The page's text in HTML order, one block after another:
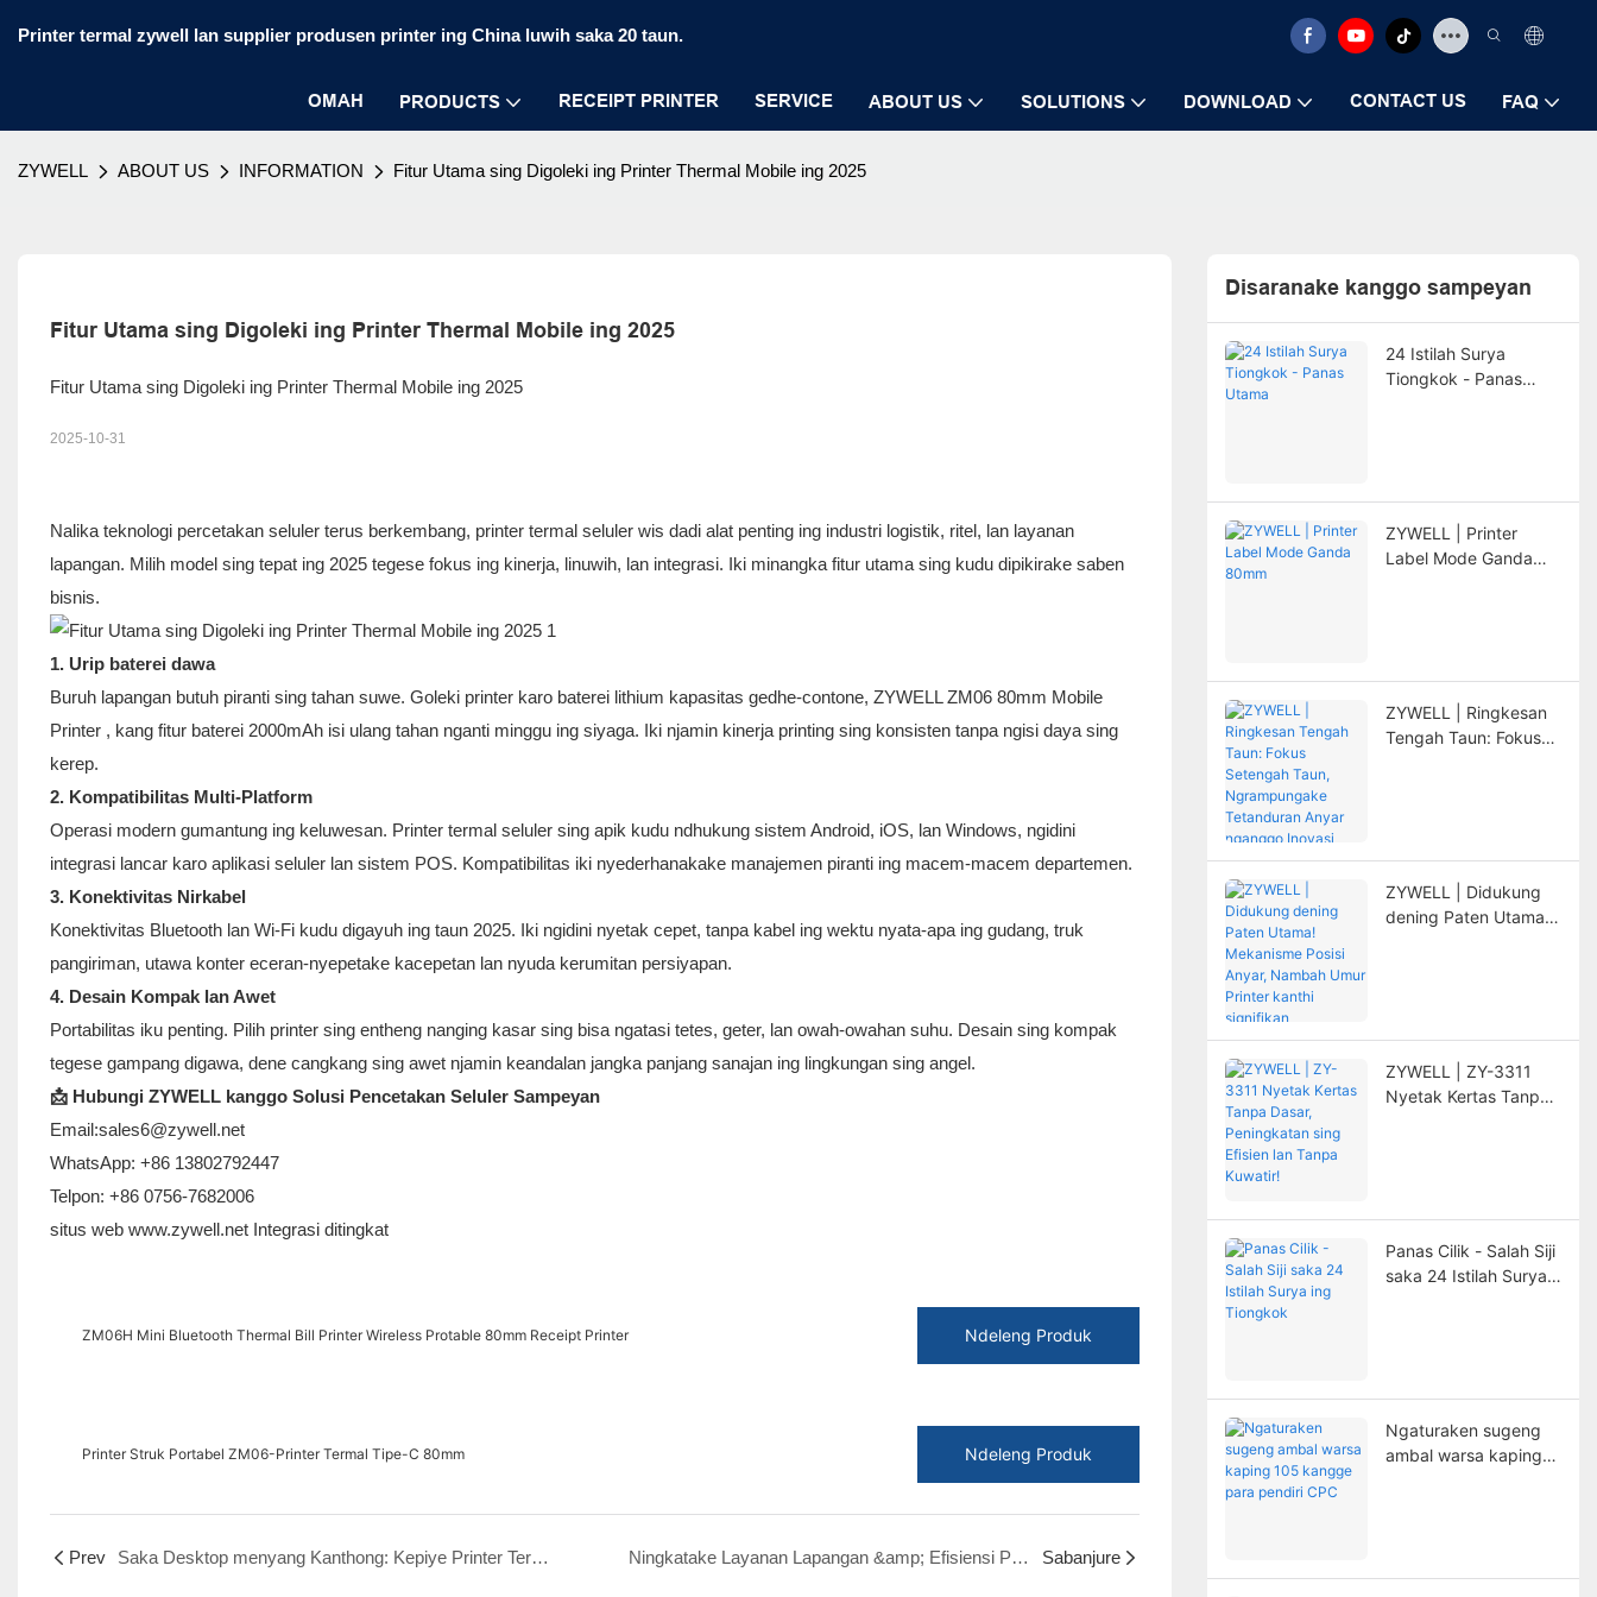
Printer termal zywell lan supplier produsen printer ing China luwih saka 20 taun.
OMAH PRODUCTS RECEIPT PRINTER SERVICE ABOUT US SOLUTIONS DOWNLOAD CONTACT US FAQ
ZYWELL ABOUT US INFORMATION Fitur Utama sing Digoleki ing Printer Thermal Mobile ing 2025
Fitur Utama sing Digoleki ing Printer Thermal Mobile ing 2025
Fitur Utama sing Digoleki ing Printer Thermal Mobile ing 2025
2025-10-31
Nalika teknologi percetakan seluler terus berkembang, printer termal selulerwis dadi alat penting ing industri logistik, ritel, lan layanan
lapangan. Milih model sing tepat ing 2025 tegese fokus ing kinerja, linuwih, lan integrasi. Iki minangka fitur utama sing kudu dipikirake saben
bisnis.
1. Urip baterei dawa
Buruh lapangan butuh piranti sing tahan suwe. Goleki printer karo baterei lithium kapasitas gedhe-contone, ZYWELL ZM06 80mm Mobile
Printer, kang fitur baterei 2000mAh isi ulang tahan nganti minggu ing siyaga. Iki njamin kinerja printing sing konsisten tanpa ngisi daya sing
kerep.
2. Kompatibilitas Multi-Platform
Operasi modern gumantung ing keluwesan. Printer termal seluler sing apik kudu ndhukung sistem Android, iOS, lan Windows, ngidini
integrasi lancar karo aplikasi seluler lan sistem POS. Kompatibilitas iki nyederhanakake manajemen piranti ing macem-macem departemen.
3. Konektivitas Nirkabel
Konektivitas Bluetooth lan Wi-Fi kudu digayuh ing taun 2025. Iki ngidini nyetak cepet, tanpa kabel ing wektu nyata-apa ing gudang, truk
pangiriman, utawa konter eceran-nyepetake kacepetan lan nyuda kerumitan persiyapan.
4. Desain Kompak lan Awet
Portabilitas iku penting. Pilih printer sing entheng nanging kasar sing bisa ngatasi tetes, geter, lan owah-owahan suhu. Desain sing kompak
tegese gampang digawa, dene cangkang sing awet njamin keandalan jangka panjang sanajan ing lingkungan sing angel.
📩 Hubungi ZYWELL kanggo Solusi Pencetakan Seluler Sampeyan
Email:sales6@zywell.net
WhatsApp: +86 13802792447
Telpon: +86 0756-7682006
situs web www.zywell.net Integrasi ditingkat
ZM06H Mini Bluetooth Thermal Bill Printer Wireless Protable 80mm Receipt Printer Ndeleng Produk
Printer Struk Portabel ZM06-Printer Termal Tipe-C 80mm Ndeleng Produk
Prev Saka Desktop menyang Kanthong: Kepiye Printer Termal Seluler Nggawe Logistik &amp; Eceran Ningkatake Layanan Lapangan &amp; Efisiensi Pangiriman Last-Mile karo Printer Termal Seluler Sabanjure
Disaranake kanggo sampeyan
24 Istilah Surya
Tiongkok - Panas
ZYWELL | Printer
Label Mode Ganda
ZYWELL | Ringkesan
Tengah Taun: Fokus
ZYWELL | Didukung
dening Paten Utama!
ZYWELL | ZY-3311
Nyetak Kertas Tanpa
Panas Cilik - Salah Siji
saka 24 Istilah Surya
Ngaturaken sugeng
ambal warsa kaping